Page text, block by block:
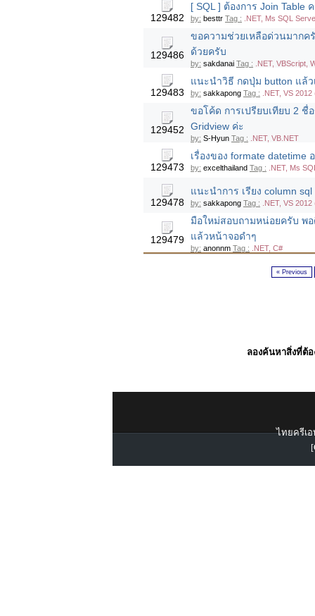
129482
[ SQL ] ต้องการ Join Table
by: besttr Tag : .NET, Ms SQL
129486
ขอความช่วยเหลือด่วนมากค
ด้วยครับ
by: sakdanai Tag : .NET, VBScript,
129483
แนะนำวิธี กดปุ่ม button แล้
by: sakkapong Tag : .NET, VS
129452
ขอโค้ด การเปรียบเทียบ 2 ชื่
Gridview ค่ะ
by: S-Hyun Tag : .NET, VB.NET
129473
เรื่องของ formate datetime
by: excelthailand Tag : .NET, Ms
129478
แนะนำการ เรียง column
by: sakkapong Tag : .NET, VS
129479
มือใหม่สอบถามหน่อยครับ พ
แล้วหน้าจอดำๆ
by: anonnm Tag : .NET, C#
« Previous
ลองค้นหาสิ่งที่ต้อ
ไทยครีเอ
[